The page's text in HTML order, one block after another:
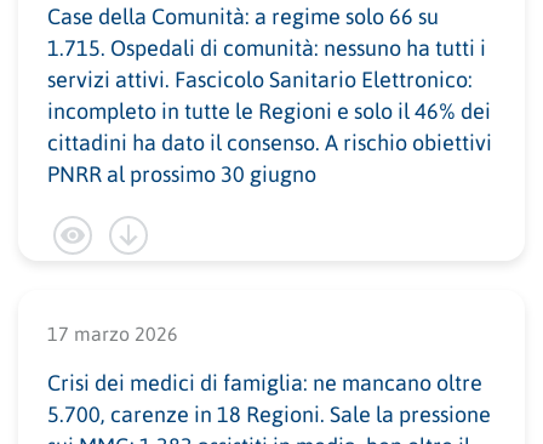
Case della Comunità: a regime solo 66 su
1.715. Ospedali di comunità: nessuno ha tutti i
servizi attivi. Fascicolo Sanitario Elettronico:
incompleto in tutte le Regioni e solo il 46% dei
cittadini ha dato il consenso. A rischio obiettivi
PNRR al prossimo 30 giugno
17 marzo 2026
Crisi dei medici di famiglia: ne mancano oltre
5.700, carenze in 18 Regioni. Sale la pressione